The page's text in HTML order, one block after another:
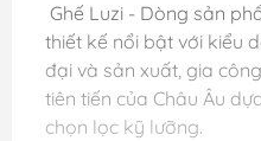
Ghế Luzi - Dòng sản
thiết kế nổi bật với kiểu
đại và sản xuất, gia
tiên tiến của Châu Âu
chọn lọc kỹ lưỡng.